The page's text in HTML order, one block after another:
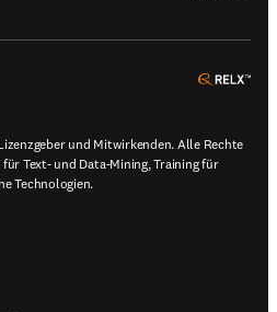
und Mitwirkenden. Alle Rechte
Text- und Data-Mining, Training für
Technologien.